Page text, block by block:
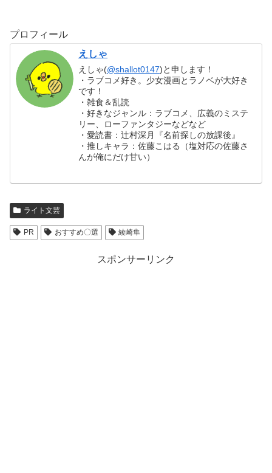
プロフィール
えしゃ
えしゃ(@shallot0147)と申します！
・ラブコメ好き。少女漫画とラノベが大好き
です！
・雑食＆乱読
・好きなジャンル：ラブコメ、広義のミステ
リー、ローファンタジーなどなど
・愛読書：辻村深月『名前探しの放課後』
・推しキャラ：佐藤こはる（塩対応の佐藤さ
んが俺にだけ甘い）
ライト文芸
PR おすすめ〇選 綾崎隼
スポンサーリンク